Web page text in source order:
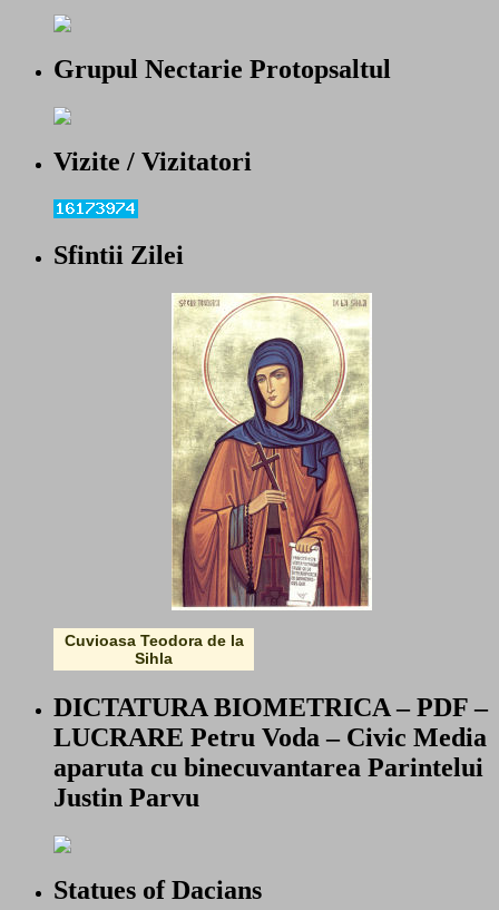
Grupul Nectarie Protopsaltul
Vizite / Vizitatori
Sfintii Zilei
Cuvioasa Teodora de la
Sihla
DICTATURA BIOMETRICA – PDF –
LUCRARE Petru Voda – Civic Media
aparuta cu binecuvantarea Parintelui
Justin Parvu
Statues of Dacians